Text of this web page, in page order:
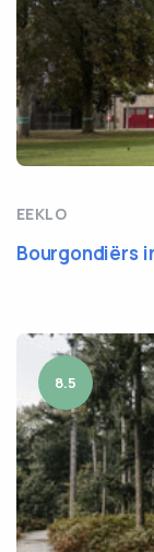
EEKLO
Bourgondiërs
8.5